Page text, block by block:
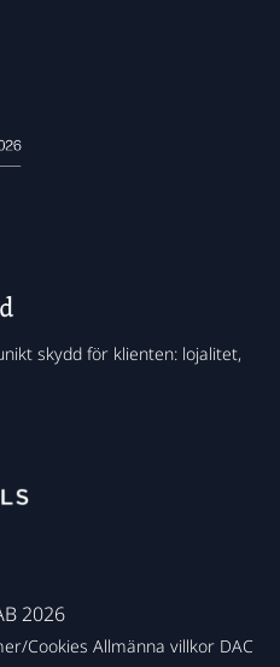
skydd för klienten: lojalitet,
2026
Cookies Allmänna villkor DAC